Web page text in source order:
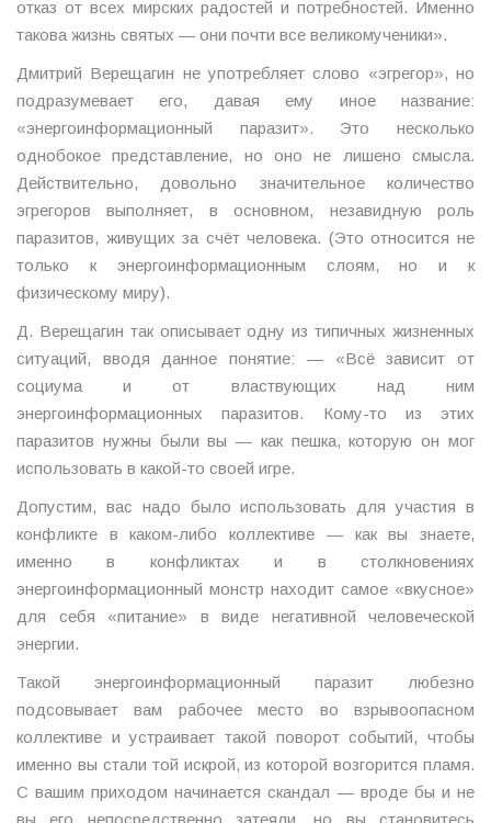
отказ от всех мирских радостей и потребностей. Именно
такова жизнь святых — они почти все великомученики».
Дмитрий Верещагин не употребляет слово «эгрегор», но
подразумевает его, давая ему иное название:
«энергоинформационный паразит». Это несколько
однобокое представление, но оно не лишено смысла.
Действительно, довольно значительное количество
эгрегоров выполняет, в основном, незавидную роль
паразитов, живущих за счёт человека. (Это относится не
только к энергоинформационным слоям, но и к
физическому миру).
Д. Верещагин так описывает одну из типичных жизненных
ситуаций, вводя данное понятие: — «Всё зависит от
социума и от властвующих над ним
энергоинформационных паразитов. Кому-то из этих
паразитов нужны были вы — как пешка, которую он мог
использовать в какой-то своей игре.
Допустим, вас надо было использовать для участия в
конфликте в каком-либо коллективе — как вы знаете,
именно в конфликтах и в столкновениях
энергоинформационный монстр находит самое «вкусное»
для себя «питание» в виде негативной человеческой
энергии.
Такой энергоинформационный паразит любезно
подсовывает вам рабочее место во взрывоопасном
коллективе и устраивает такой поворот событий, чтобы
именно вы стали той искрой, из которой возгорится пламя.
С вашим приходом начинается скандал — вроде бы и не
вы его непосредственно затеяли, но вы становитесь